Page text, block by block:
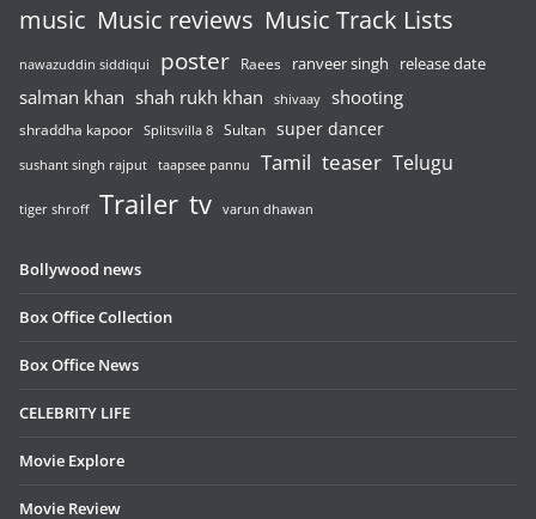
music Music reviews Music Track Lists
nawazuddin siddiqui poster Raees ranveer singh release date
salman khan shah rukh khan shivaay shooting
shraddha kapoor Splitsvilla 8 Sultan super dancer
sushant singh rajput taapsee pannu Tamil teaser Telugu
tiger shroff Trailer tv varun dhawan
Bollywood news
Box Office Collection
Box Office News
CELEBRITY LIFE
Movie Explore
Movie Review